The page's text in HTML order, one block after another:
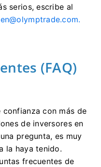
serios, escribe al
.
(FAQ)
con más de
de inversores en
pregunta, es muy
la haya tenido.
frecuentes de